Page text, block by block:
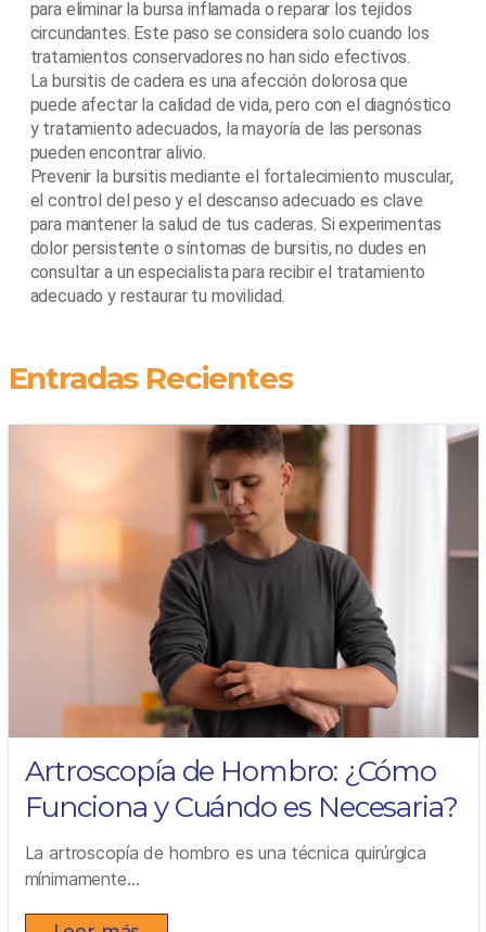
para eliminar la bursa inflamada o reparar los tejidos
circundantes. Este paso se considera solo cuando los
tratamientos conservadores no han sido efectivos.
La bursitis de cadera es una afección dolorosa que
puede afectar la calidad de vida, pero con el diagnóstico
y tratamiento adecuados, la mayoría de las personas
pueden encontrar alivio.
Prevenir la bursitis mediante el fortalecimiento muscular,
el control del peso y el descanso adecuado es clave
para mantener la salud de tus caderas. Si experimentas
dolor persistente o síntomas de bursitis, no dudes en
consultar a un especialista para recibir el tratamiento
adecuado y restaurar tu movilidad.
Entradas Recientes
Artroscopía de Hombro: ¿Cómo
Funciona y Cuándo es Necesaria?
La artroscopía de hombro es una técnica quirúrgica
mínimamente...